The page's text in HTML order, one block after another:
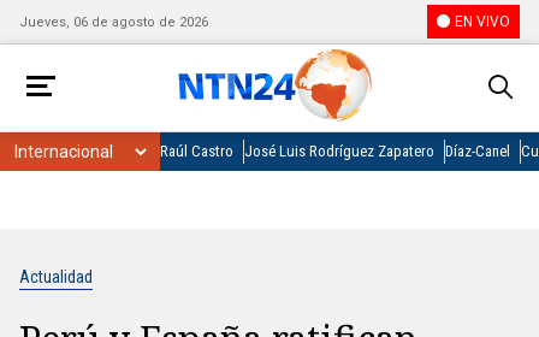
Jueves, 06 de agosto de 2026 EN VIVO
Raúl Castro José Luis Rodríguez Zapatero Díaz-Canel
Actualidad